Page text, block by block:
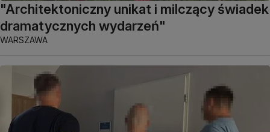
"Architektoniczny unikat i milczący świadek
dramatycznych wydarzeń"
WARSZAWA